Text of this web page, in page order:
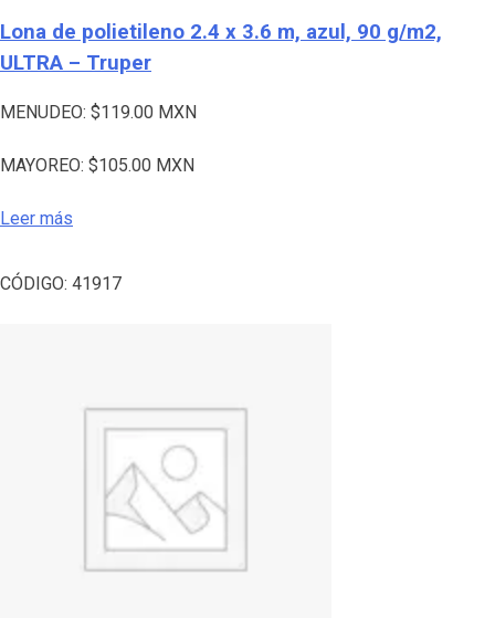
Lona de polietileno 2.4 x 3.6 m, azul, 90 g/m2,
ULTRA – Truper
MENUDEO: $119.00 MXN
MAYOREO: $105.00 MXN
Leer más
CÓDIGO: 41917